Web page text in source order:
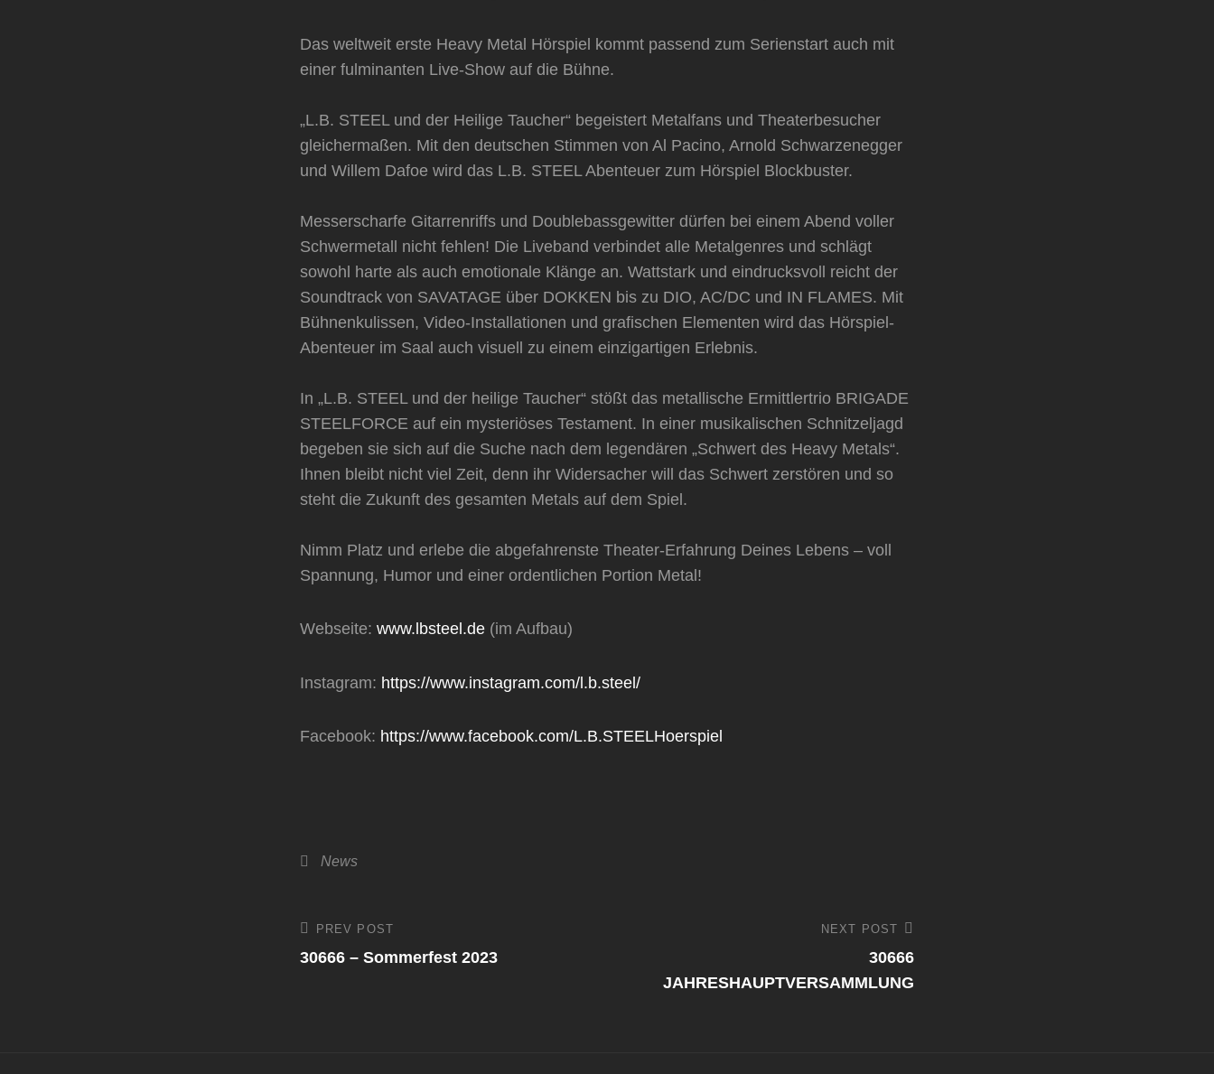
Das weltweit erste Heavy Metal Hörspiel kommt passend zum Serienstart auch mit
einer fulminanten Live-Show auf die Bühne.
„L.B. STEEL und der Heilige Taucher“ begeistert Metalfans und Theaterbesucher
gleichermaßen. Mit den deutschen Stimmen von Al Pacino, Arnold Schwarzenegger
und Willem Dafoe wird das L.B. STEEL Abenteuer zum Hörspiel Blockbuster.
Messerscharfe Gitarrenriffs und Doublebassgewitter dürfen bei einem Abend voller
Schwermetall nicht fehlen! Die Liveband verbindet alle Metalgenres und schlägt
sowohl harte als auch emotionale Klänge an. Wattstark und eindrucksvoll reicht der
Soundtrack von SAVATAGE über DOKKEN bis zu DIO, AC/DC und IN FLAMES. Mit
Bühnenkulissen, Video-Installationen und grafischen Elementen wird das Hörspiel-
Abenteuer im Saal auch visuell zu einem einzigartigen Erlebnis.
In „L.B. STEEL und der heilige Taucher“ stößt das metallische Ermittlertrio BRIGADE
STEELFORCE auf ein mysteriöses Testament. In einer musikalischen Schnitzeljagd
begeben sie sich auf die Suche nach dem legendären „Schwert des Heavy Metals“.
Ihnen bleibt nicht viel Zeit, denn ihr Widersacher will das Schwert zerstören und so
steht die Zukunft des gesamten Metals auf dem Spiel.
Nimm Platz und erlebe die abgefahrenste Theater-Erfahrung Deines Lebens – voll
Spannung, Humor und einer ordentlichen Portion Metal!
Webseite: www.lbsteel.de (im Aufbau)
Instagram: https://www.instagram.com/l.b.steel/
Facebook: https://www.facebook.com/L.B.STEELHoerspiel
Categories
News
Beitragsnavigation
Previous
Post
PREV POST
30666 – Sommerfest 2023
NEXT POST
30666
JAHRESHAUPTVERSAMMLUNG